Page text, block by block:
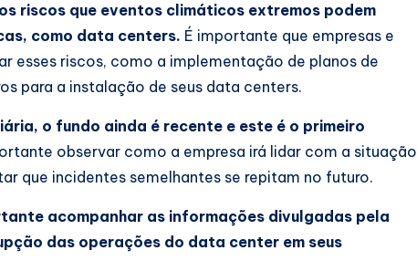
riscos que eventos climáticos extremos podem
como data centers. É importante que empresas e
esses riscos, como a implementação de planos de
para a instalação de seus data centers.
o fundo ainda é recente e este é o primeiro
observar como a empresa irá lidar com a situação
que incidentes semelhantes se repitam no futuro.
acompanhar as informações divulgadas pela
das operações do data center em seus